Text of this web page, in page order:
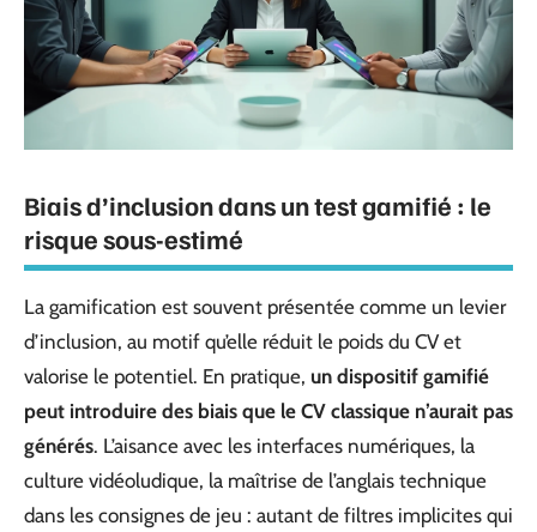
Biais d’inclusion dans un test gamifié : le
risque sous-estimé
La gamification est souvent présentée comme un levier
d’inclusion, au motif qu’elle réduit le poids du CV et
valorise le potentiel. En pratique, un dispositif gamifié
peut introduire des biais que le CV classique n’aurait pas
générés. L’aisance avec les interfaces numériques, la
culture vidéoludique, la maîtrise de l’anglais technique
dans les consignes de jeu : autant de filtres implicites qui